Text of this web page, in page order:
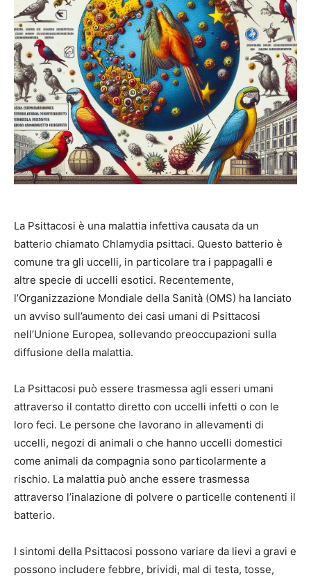
La Psittacosi è una malattia infettiva causata da un
batterio chiamato Chlamydia psittaci. Questo batterio è
comune tra gli uccelli, in particolare tra i pappagalli e
altre specie di uccelli esotici. Recentemente,
l’Organizzazione Mondiale della Sanità (OMS) ha lanciato
un avviso sull’aumento dei casi umani di Psittacosi
nell’Unione Europea, sollevando preoccupazioni sulla
diffusione della malattia.
La Psittacosi può essere trasmessa agli esseri umani
attraverso il contatto diretto con uccelli infetti o con le
loro feci. Le persone che lavorano in allevamenti di
uccelli, negozi di animali o che hanno uccelli domestici
come animali da compagnia sono particolarmente a
rischio. La malattia può anche essere trasmessa
attraverso l’inalazione di polvere o particelle contenenti il
batterio.
I sintomi della Psittacosi possono variare da lievi a gravi e
possono includere febbre, brividi, mal di testa, tosse,